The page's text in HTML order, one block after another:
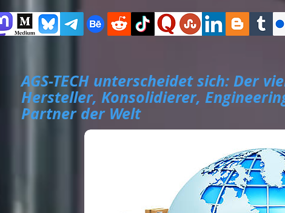
AGS-TECH unterscheidet sich: Der
Hersteller, Konsolidierer,
Partner der Welt